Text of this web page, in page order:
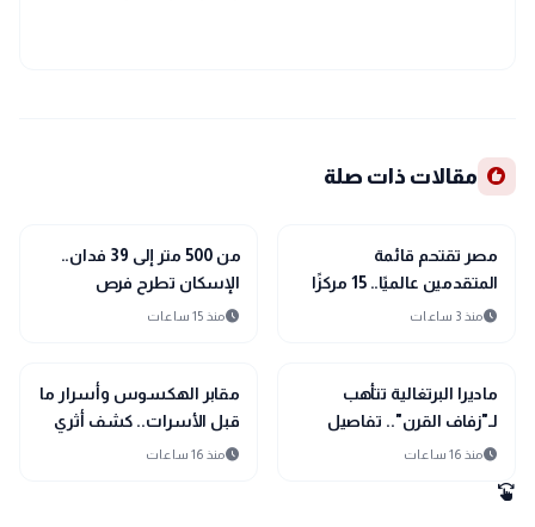
recommend مقالات ذات صلة
public
الأخبار المحلية
مصر تقتحم قائمة
المتقدمين عالميًا.. 15 مركزًا
جديدًا في حوكمة الذكاء
scheduleمنذ 3 ساعات
public
الأخبار المحلية
من 500 متر إلى 39 فدان..
الإسكان تطرح فرص
scheduleمنذ 15 ساعات
public
الأخبار المحلية
ماديرا البرتغالية تتأهب
لـ"زفاف القرن".. تفاصيل
احتفال كريستيانو رونالدو
scheduleمنذ 16 ساعات
public
الأخبار المحلية
مقابر الهكسوس وأسرار ما
قبل الأسرات.. كشف أثري
جديد يغير تاريخ الدقهلية
scheduleمنذ 16 ساعات
swipe